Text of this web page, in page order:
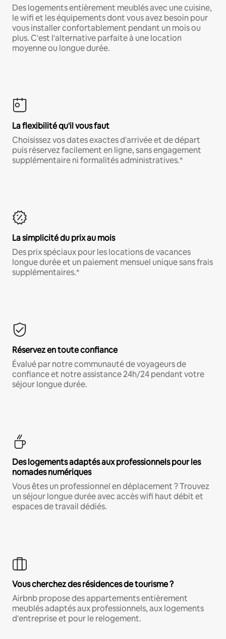
Des logements entièrement meublés avec une cuisine,
le wifi et les équipements dont vous avez besoin pour
vous installer confortablement pendant un mois ou
plus. C'est l'alternative parfaite à une location
moyenne ou longue durée.
La flexibilité qu'il vous faut
Choisissez vos dates exactes d'arrivée et de départ
puis réservez facilement en ligne, sans engagement
supplémentaire ni formalités administratives.*
La simplicité du prix au mois
Des prix spéciaux pour les locations de vacances
longue durée et un paiement mensuel unique sans frais
supplémentaires.*
Réservez en toute confiance
Évalué par notre communauté de voyageurs de
confiance et notre assistance 24h/24 pendant votre
séjour longue durée.
Des logements adaptés aux professionnels pour les
nomades numériques
Vous êtes un professionnel en déplacement ? Trouvez
un séjour longue durée avec accès wifi haut débit et
espaces de travail dédiés.
Vous cherchez des résidences de tourisme ?
Airbnb propose des appartements entièrement
meublés adaptés aux professionnels, aux logements
d'entreprise et pour le relogement.